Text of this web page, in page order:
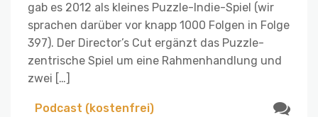
gab es 2012 als kleines Puzzle-Indie-Spiel (wir
sprachen darüber vor knapp 1000 Folgen in Folge
397). Der Director’s Cut ergänzt das Puzzle-
zentrische Spiel um eine Rahmenhandlung und
zwei […]
Podcast (kostenfrei)